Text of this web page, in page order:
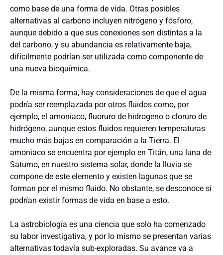
como base de una forma de vida. Otras posibles
alternativas al carbono incluyen nitrógeno y fósforo,
aunque debido a que sus conexiones son distintas a la
del carbono, y su abundancia es relativamente baja,
difícilmente podrían ser utilizada como componente de
una nueva bioquímica.
De la misma forma, hay consideraciones de que el agua
podría ser reemplazada por otros fluidos como, por
ejemplo, el amoniaco, fluoruro de hidrogeno o cloruro de
hidrógeno, aunque estos fluidos requieren temperaturas
mucho más bajas en comparación a la Tierra. El
amoniaco se encuentra por ejemplo en Titán, una luna de
Saturno, en nuestro sistema solar, donde la lluvia se
compone de este elemento y existen lagunas que se
forman por el mismo fluido. No obstante, se desconoce si
podrían existir formas de vida en base a esto.
La astrobiología es una ciencia que solo ha comenzado
su labor investigativa, y por lo mismo se presentan varias
alternativas todavía sub-exploradas. Su avance va a